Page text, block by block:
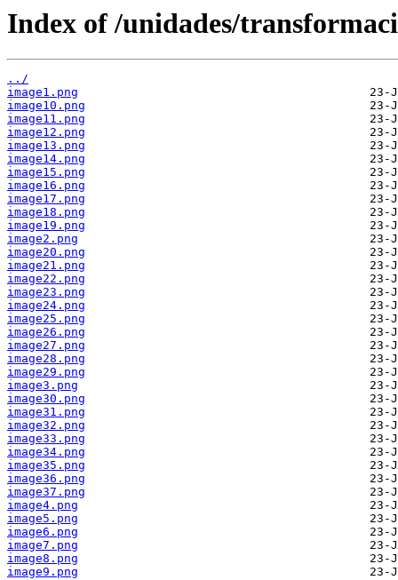
Index of /unidades/
../
image1.png
image10.png
image11.png
image12.png
image13.png
image14.png
image15.png
image16.png
image17.png
image18.png
image19.png
image2.png
image20.png
image21.png
image22.png
image23.png
image24.png
image25.png
image26.png
image27.png
image28.png
image29.png
image3.png
image30.png
image31.png
image32.png
image33.png
image34.png
image35.png
image36.png
image37.png
image4.png
image5.png
image6.png
image7.png
image8.png
image9.png